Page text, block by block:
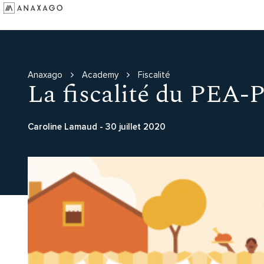
Ressources
Anaxago Academy Fiscalité
La fiscalité du PEA-
Caroline Lamaud - 30 juillet 2020